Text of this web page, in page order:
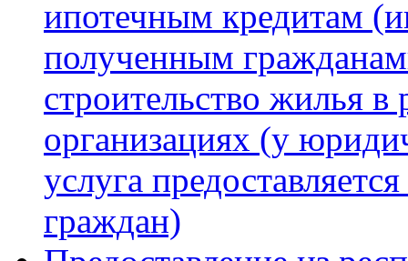
ипотечным кредитам
полученным
строительство жилья
организациях (у
услуга
граждан)